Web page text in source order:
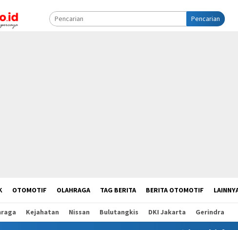
Pencarian
OTOMOTIF OLAHRAGA TAG BERITA BERITA OTOMOTIF
Kejahatan Nissan Bulutangkis DKI Jakarta Gerindra